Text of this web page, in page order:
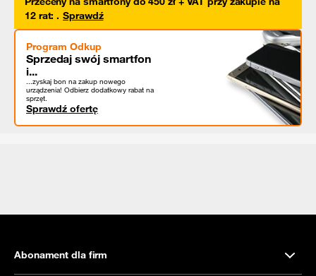
12 rat: . Sprawdź
Program Odkup
Sprzedaj swój smartfon
i...
...zyskaj bon na zakup nowego
urządzenia! Odbierz dodatkowy rabat na
sprzęt.
Sprawdź ofertę
Abonament dla firm